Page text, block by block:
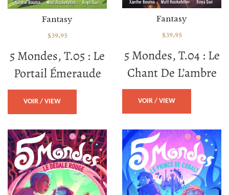
5 Mondes, T.05 : Le
Portail Émeraude
Fantasy
$39.95
VOIR / VIEW
5 Mondes, T.04 : Le
Chant De L’ambre
Fantasy
$39.95
VOIR / VIEW